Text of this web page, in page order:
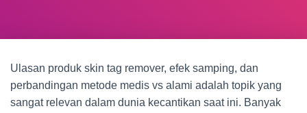
Ulasan produk skin tag remover, efek samping, dan
perbandingan metode medis vs alami adalah topik yang
sangat relevan dalam dunia kecantikan saat ini. Banyak